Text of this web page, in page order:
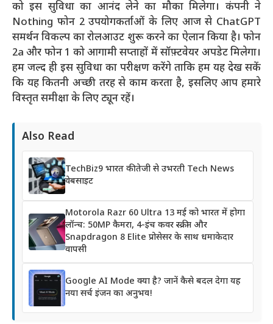
को इस सुविधा का आनंद लेने का मौका मिलेगा। कंपनी ने
Nothing फोन 2 उपयोगकर्ताओं के लिए आज से ChatGPT
समर्थन विकल्प का रोलआउट शुरू करने का ऐलान किया है। फोन
2a और फोन 1 को आगामी सप्ताहों में सॉफ़्टवेयर अपडेट मिलेगा।
हम जल्द ही इस सुविधा का परीक्षण करेंगे ताकि हम यह देख सकें
कि यह कितनी अच्छी तरह से काम करता है, इसलिए आप हमारे
विस्तृत समीक्षा के लिए ट्यून रहें।
Also Read
TechBiz9 भारत की तेजी से उभरती Tech News
वेबसाइट
Motorola Razr 60 Ultra 13 मई को भारत में होगा
लॉन्च: 50MP कैमरा, 4-इंच कवर स्क्रीन और
Snapdragon 8 Elite प्रोसेसर के साथ धमाकेदार
वापसी
Google AI Mode क्या है? जानें कैसे बदल देगा यह
नया सर्च इंजन का अनुभव!